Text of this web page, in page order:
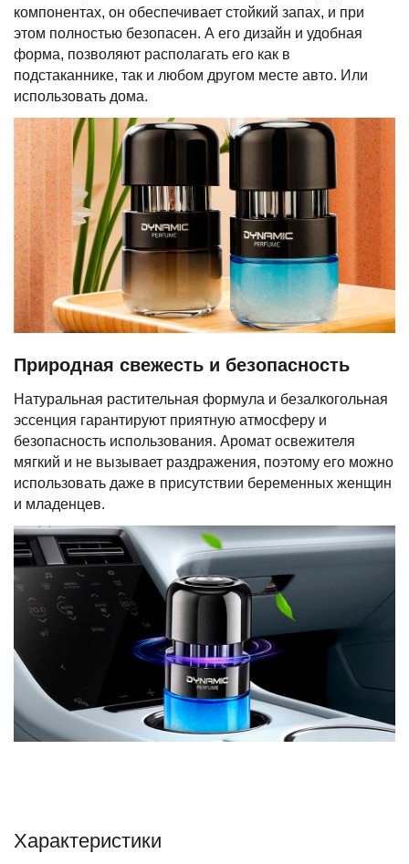
компонентах, он обеспечивает стойкий запах, и при
этом полностью безопасен. А его дизайн и удобная
форма, позволяют располагать его как в
подстаканнике, так и любом другом месте авто. Или
использовать дома.
Природная свежесть и безопасность
Натуральная растительная формула и безалкогольная
эссенция гарантируют приятную атмосферу и
безопасность использования. Аромат освежителя
мягкий и не вызывает раздражения, поэтому его можно
использовать даже в присутствии беременных женщин
и младенцев.
Характеристики